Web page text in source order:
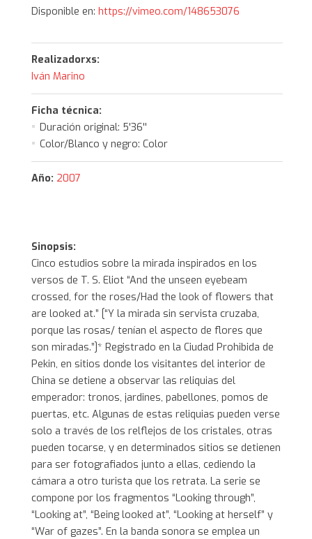
Disponible en: https://vimeo.com/148653076
Realizadorxs:
Iván Marino
Ficha técnica:
Duración original: 5'36''
Color/Blanco y negro: Color
Año: 2007
Sinopsis:
Cinco estudios sobre la mirada inspirados en los
versos de T. S. Eliot “And the unseen eyebeam
crossed, for the roses/Had the look of flowers that
are looked at.” [“Y la mirada sin servista cruzaba,
porque las rosas/ tenían el aspecto de flores que
son miradas.”]* Registrado en la Ciudad Prohibida de
Pekin, en sitios donde los visitantes del interior de
China se detiene a observar las reliquias del
emperador: tronos, jardines, pabellones, pomos de
puertas, etc. Algunas de estas reliquias pueden verse
solo a través de los relflejos de los cristales, otras
pueden tocarse, y en determinados sitios se detienen
para ser fotografiados junto a ellas, cediendo la
cámara a otro turista que los retrata. La serie se
compone por los fragmentos “Looking through”,
“Looking at”, “Being looked at”, “Looking at herself” y
“War of gazes”. En la banda sonora se emplea un